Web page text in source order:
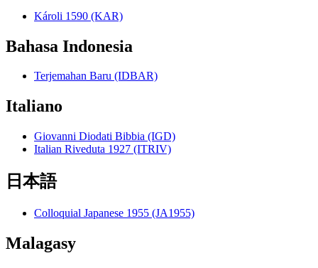
Károli 1590 (KAR)
Bahasa Indonesia
Terjemahan Baru (IDBAR)
Italiano
Giovanni Diodati Bibbia (IGD)
Italian Riveduta 1927 (ITRIV)
日本語
Colloquial Japanese 1955 (JA1955)
Malagasy